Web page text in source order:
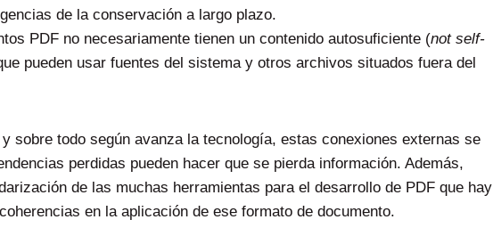
de la conservación a largo plazo.
PDF no necesariamente tienen un contenido autosuficiente (not self-
pueden usar fuentes del sistema y otros archivos situados fuera del
sobre todo según avanza la tecnología, estas conexiones externas se
perdidas pueden hacer que se pierda información. Además,
de las muchas herramientas para el desarrollo de PDF que hay
en la aplicación de ese formato de documento.